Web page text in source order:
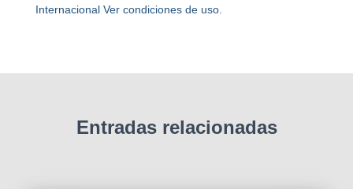
Internacional Ver condiciones de uso.
Entradas relacionadas